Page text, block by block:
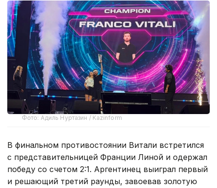
Фото: Адиль Нуртазин / Kazinform
В финальном противостоянии Витали встретился
с представительницей Франции Линой и одержал
победу со счетом 2:1. Аргентинец выиграл первый
и решающий третий раунды, завоевав золотую